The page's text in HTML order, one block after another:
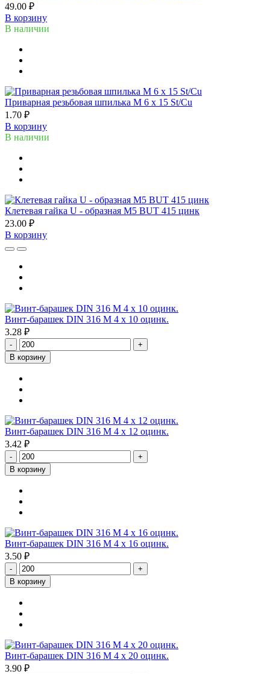
49.00 ₽
В корзину
В наличии
Приварная резьбовая шпилька М 6 х 15 St/Cu
1.70 ₽
В корзину
В наличии
Клетевая гайка U - образная М5 BUT 415 цинк
23.00 ₽
В корзину
Винт-барашек DIN 316 М 4 х 10 оцинк.
3.28 ₽
-
+
В корзину
Винт-барашек DIN 316 М 4 х 12 оцинк.
3.42 ₽
-
+
В корзину
Винт-барашек DIN 316 М 4 х 16 оцинк.
3.50 ₽
-
+
В корзину
Винт-барашек DIN 316 М 4 х 20 оцинк.
3.90 ₽